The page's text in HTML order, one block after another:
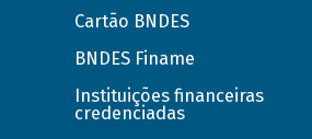
Cartão BNDES
BNDES Finame
Instituições financeiras
credenciadas